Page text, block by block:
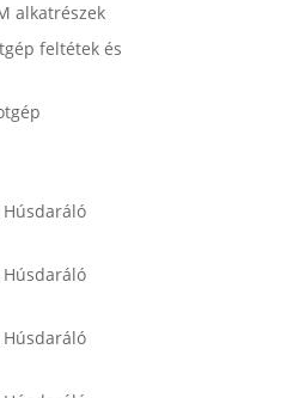
alkatrészek
feltétek és
Húsdaráló
Húsdaráló
Húsdaráló